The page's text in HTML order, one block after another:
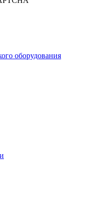
оборудования